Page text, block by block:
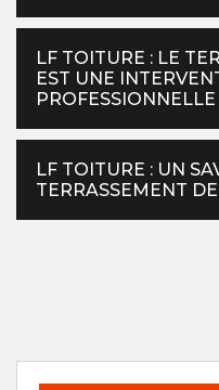
LF TOITURE : LE
EST UNE
PROFESSIONNELLE
LF TOITURE : UN
TERRASSEMENT